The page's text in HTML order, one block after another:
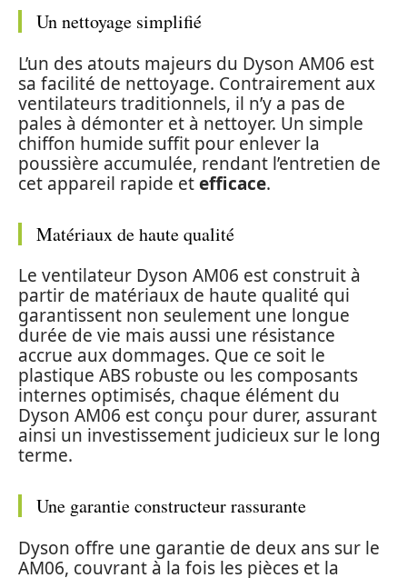
Un nettoyage simplifié
L’un des atouts majeurs du Dyson AM06 est
sa facilité de nettoyage. Contrairement aux
ventilateurs traditionnels, il n’y a pas de
pales à démonter et à nettoyer. Un simple
chiffon humide suffit pour enlever la
poussière accumulée, rendant l’entretien de
cet appareil rapide etefficace.
Matériaux de haute qualité
Le ventilateur Dyson AM06 est construit à
partir de matériaux de haute qualité qui
garantissent non seulement une longue
durée de vie mais aussi une résistance
accrue aux dommages. Que ce soit le
plastique ABS robuste ou les composants
internes optimisés, chaque élément du
Dyson AM06 est conçu pour durer, assurant
ainsi un investissement judicieux sur le long
terme.
Une garantie constructeur rassurante
Dyson offre une garantie de deux ans sur le
AM06, couvrant à la fois les pièces et la